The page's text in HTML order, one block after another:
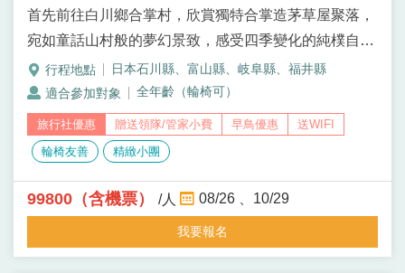
首先前往白川鄉合掌村，欣賞獨特合掌造茅草屋聚落，
宛如童話山村般的夢幻景致，感受四季變化的純樸自然
風光；接著造訪勝山城博物館，以宏偉天守造型建築展
現日本城郭文化之美，館內收藏豐富歷史文物，一日沉
浸於自然秘境與人文歷史交織的北陸風華，遠離人潮，
慢慢走、玩得自在，享受北陸岐阜深度漫遊。
日本石川縣、富山縣、岐阜縣、福井縣
全年齡（輪椅可）
贈送領隊/管家小費 早鳥優惠
送WIFI
輪椅友善
精緻小團
99800（含機票） /人 08/26 10/29
我要報名